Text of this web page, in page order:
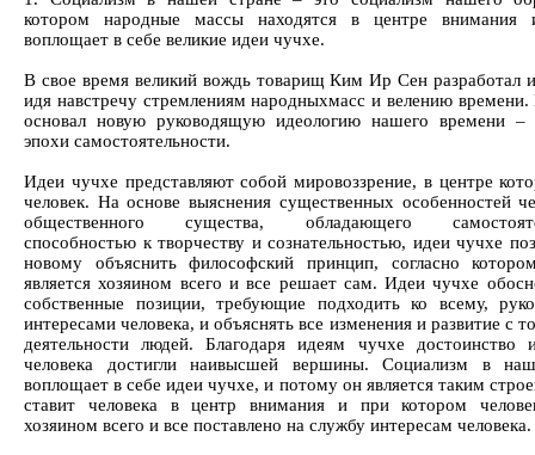
котором народные массы находятся в центре внимания
воплощает в себе великие идеи чучхе.
В свое время великий вождь товарищ Ким Ир Сен разработал
идя навстречу стремлениям народныхмасс и велению
основал новую руководящую идеологию нашего времени –
эпохи самостоятельности.
Идеи чучхе представляют собой мировоззрение, в центре
человек. На основе выяснения существенных особенностей
общественного существа, обладающего
способностью к творчеству и сознательностью, идеи чучхе
новому объяснить философский принцип, согласно
является хозяином всего и все решает сам. Идеи чучхе
собственные позиции, требующие подходить ко всему,
интересами человека, и объяснять все изменения и развитие с
деятельности людей. Благодаря идеям чучхе достоинство
человека достигли наивысшей вершины. Социализм в
воплощает в себе идеи чучхе, и потому он является таким
ставит человека в центр внимания и при котором
хозяином всего и все поставлено на службу интересам человека.